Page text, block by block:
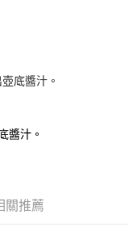
底醬汁。
醬汁。
關推薦